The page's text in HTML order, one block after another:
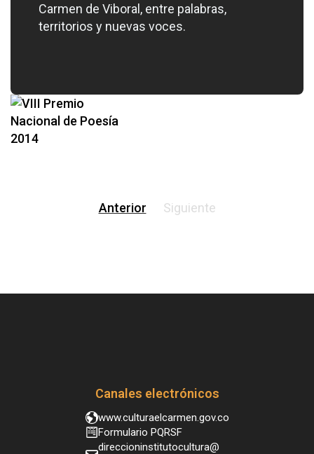
Carmen de Viboral, entre palabras,
territorios y nuevas voces.
Anterior Siguiente
Canales electrónicos
www.culturaelcarmen.gov.co
Formulario PQRSF
direccioninstitutocultura@